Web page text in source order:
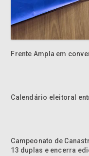
Frente Ampla em
Calendário eleitoral
Campeonato de
13 duplas e encerra